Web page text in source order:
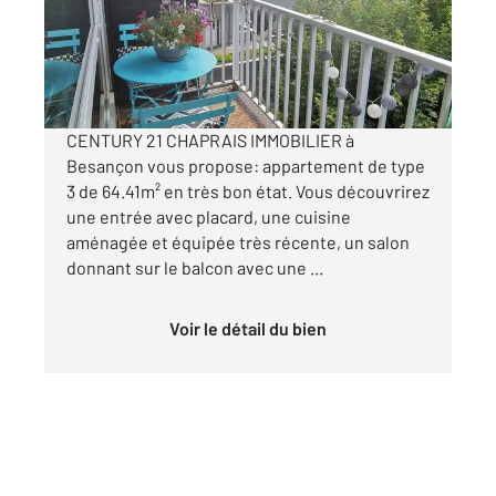
Appartement F3 à louer
790 €
par mois charges comprises
CENTURY 21 CHAPRAIS IMMOBILIER à
Besançon vous propose: appartement de type
3 de 64.41m² en très bon état. Vous découvrirez
une entrée avec placard, une cuisine
aménagée et équipée très récente, un salon
donnant sur le balcon avec une ...
Voir le détail du bien